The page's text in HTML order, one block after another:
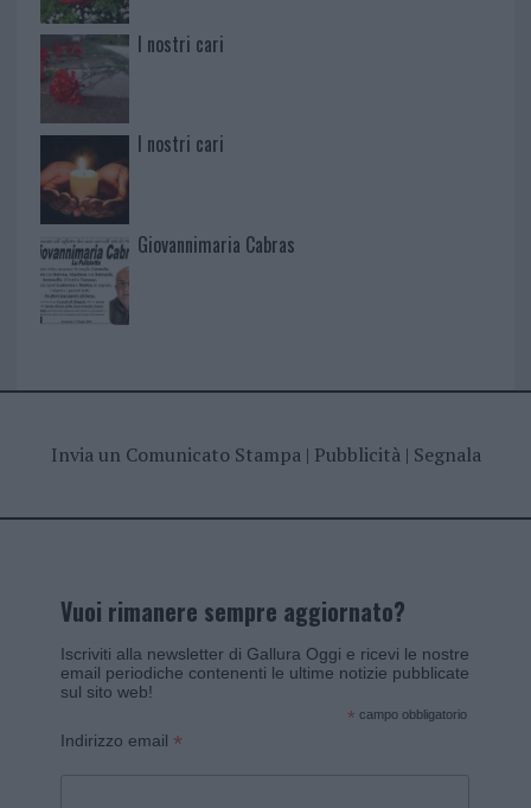
I nostri cari
I nostri cari
Giovannimaria Cabras
Invia un Comunicato Stampa| Pubblicità| Segnala
Vuoi rimanere sempre aggiornato?
Iscriviti alla newsletter di Gallura Oggi e ricevi le nostre
email periodiche contenenti le ultime notizie pubblicate
sul sito web!
* campo obbligatorio
Indirizzo email *